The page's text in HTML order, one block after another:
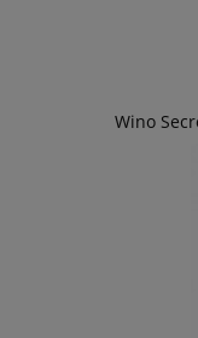
Wino